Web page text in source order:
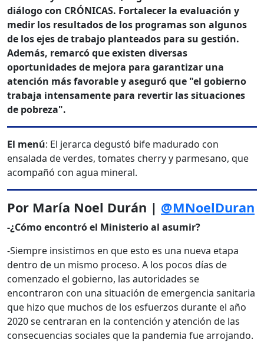
diálogo con CRÓNICAS. Fortalecer la evaluación y
medir los resultados de los programas son algunos
de los ejes de trabajo planteados para su gestión.
Además, remarcó que existen diversas
oportunidades de mejora para garantizar una
atención más favorable y aseguró que "el gobierno
trabaja intensamente para revertir las situaciones
de pobreza".
El menú: El jerarca degustó bife madurado con
ensalada de verdes, tomates cherry y parmesano, que
acompañó con agua mineral.
Por María Noel Durán | @MNoelDuran
-¿Cómo encontró el Ministerio al asumir?
-Siempre insistimos en que esto es una nueva etapa
dentro de un mismo proceso. A los pocos días de
comenzado el gobierno, las autoridades se
encontraron con una situación de emergencia sanitaria
que hizo que muchos de los esfuerzos durante el año
2020 se centraran en la contención y atención de las
consecuencias sociales que la pandemia fue arrojando.